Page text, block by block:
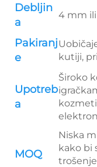
Debljin
a
4 mm
Pakiranj
e
kutiji,
Upotreb
a
Široko
MOQ
Niska
kako bi